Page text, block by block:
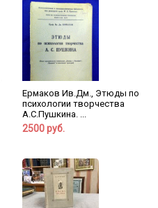
Ермаков Ив.Дм., Этюды по
психологии творчества
А.С.Пушкина. ...
2500 руб.